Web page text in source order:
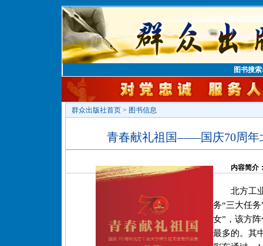
图书搜
群众出版社首页 > 图书信息
青春献礼祖国——国庆70周年
内容简介
北方工
务“三大任
女”，该方
最多的。其